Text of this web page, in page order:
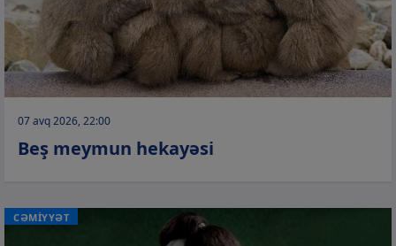
07 avq 2026, 22:00
Beş meymun hekayəsi
CƏMİYYƏT